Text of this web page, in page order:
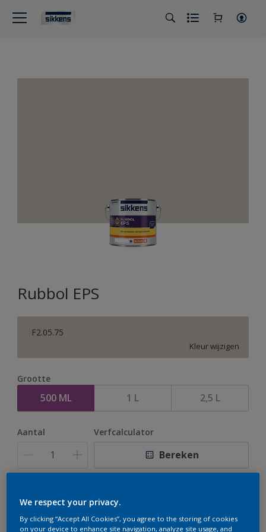
Rubbol EPS
F2.05.75
Kleur wijzigen
Grootte
500 ML 1 L 2,5 L
Aantal Verfcalculator
Bereken
Op dit moment is het niet mogelijk dit product online
te bestellen. Houd de website in de gaten, we werken
er hard aan om de voorraad aan te vullen.
We respect your privacy.
By clicking “Accept All Cookies”, you agree to the storing of cookies
on your device to enhance site navigation, analyze site usage, and